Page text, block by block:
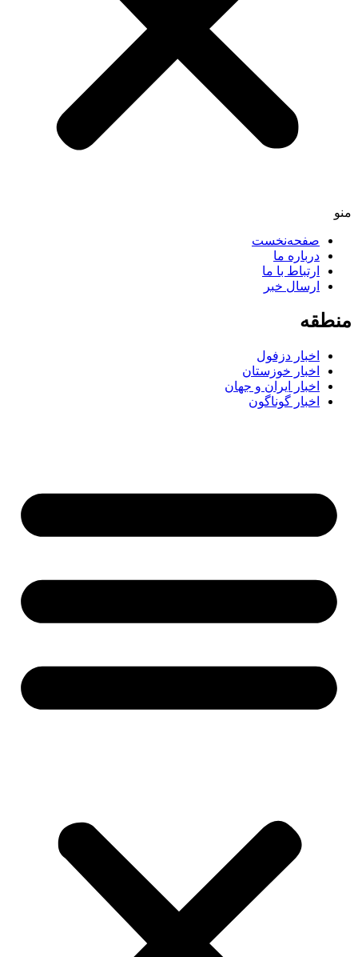
منو
صفحه‌نخست
درباره ما
ارتباط با ما
ارسال خبر
منطقه
اخبار دزفول
اخبار خوزستان
اخبار ایران و جهان
اخبار گوناگون